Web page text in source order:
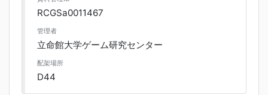
RCGSa0011467
管理者
立命館大学ゲーム研究センター
配架場所
D44